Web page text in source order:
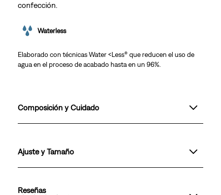
confección.
Waterless
Elaborado con técnicas Water <Less® que reducen el uso de
agua en el proceso de acabado hasta en un 96%.
Composición y Cuidado
Ajuste y Tamaño
Reseñas